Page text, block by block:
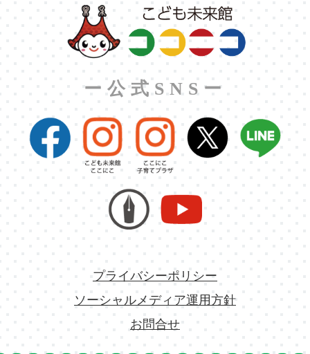
ー公式SNSー
プライバシーポリシー
ソーシャルメディア運用方針
お問合せ